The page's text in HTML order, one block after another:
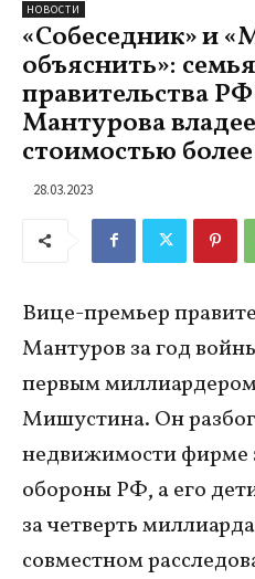
НОВОСТИ
«Собеседник» и
объяснить»:
правительства
Мантурова
стоимостью
28.03.2023
Вице-премьер
Мантуров за год
первым миллиардером
Мишустина. Он
недвижимости фирме
обороны РФ, а его
за четверть
совместном